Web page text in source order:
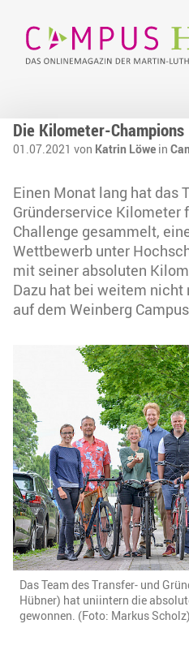
Die Kilometer-Champions
01.07.2021 von Katrin Löwe in
Einen Monat lang hat das
Gründerservice
Challenge gesammelt,
Wettbewerb unter
mit seiner absoluten
Dazu hat bei weitem nicht
auf dem Weinberg
Das Team des Transfer- und
Hübner) hat uniintern die
gewonnen. (Foto: Markus Scholz)